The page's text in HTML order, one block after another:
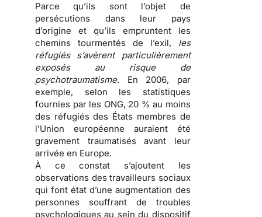
Parce qu’ils sont l’objet de
persécutions dans leur pays
d’origine et qu’ils empruntent les
chemins tourmentés de l’exil, les
réfugiés s’avèrent particulièrement
exposés au risque de
psychotraumatisme. En 2006, par
exemple, selon les statistiques
fournies par les ONG, 20 % au moins
des réfugiés des États membres de
l’Union européenne auraient été
gravement traumatisés avant leur
arrivée en Europe.
À ce constat s’ajoutent les
observations des travailleurs sociaux
qui font état d’uneaugmentation des
personnes souffrant de troubles
psychologiques au sein du dispositif